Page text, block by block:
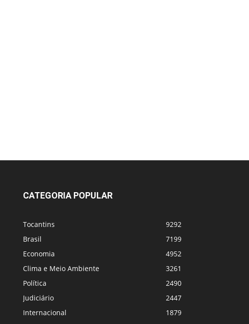
CATEGORIA POPULAR
Tocantins
9292
Brasil
7199
Economia
4952
Clima e Meio Ambiente
3261
Política
2490
Judiciário
2447
Internacional
1879